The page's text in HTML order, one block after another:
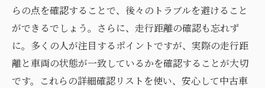
らの点を確認することで、後々のトラブルを避けること
ができるでしょう。さらに、走行距離の確認も忘れず
に。多くの人が注目するポイントですが、実際の走行距
離と車両の状態が一致しているかを確認することが大切
です。これらの詳細確認リストを使い、安心して中古車